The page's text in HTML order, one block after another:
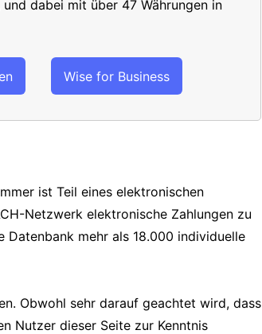
dabei mit über 47 Währungen in
Wise for Business
ist Teil eines elektronischen
Netzwerk elektronische Zahlungen zu
mehr als 18.000 individuelle
Obwohl sehr darauf geachtet wird, dass
Nutzer dieser Seite zur Kenntnis